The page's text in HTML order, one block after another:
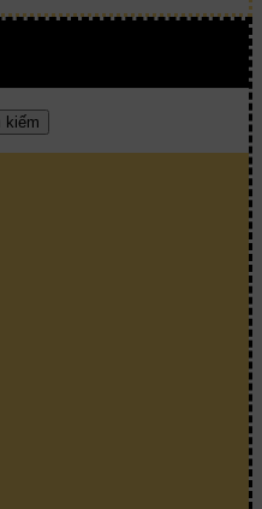
kiếm